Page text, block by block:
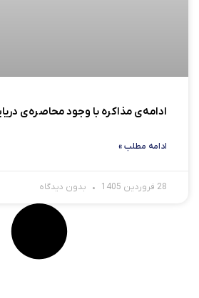
ادامه‌ی مذاکره با وجود محاصره‌ی
ادامه مطلب »
28 فروردین 1405 بدون دیدگاه